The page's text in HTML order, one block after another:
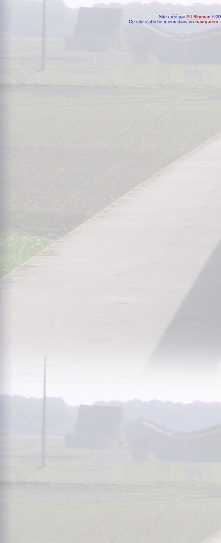
Site créé par PJ Skyman
Ce site s'affiche mieux dans un navigateur